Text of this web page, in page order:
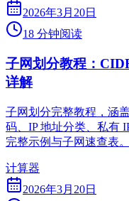
2026年3月20日
18 分钟阅读
子网划分教程：
详解
子网划分完整教程，涵
码、IP 地址分类、私有
完整示例与子网速查表。
计算器
2026年3月20日